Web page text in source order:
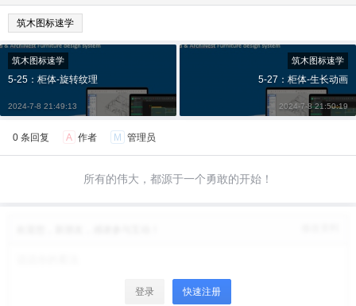
筑木图标速学
20 元 50 元 自定义
微信支付
微信支付
筑木图标速学
5-25：柜体-旋转纹理
2024-7-8 21:49:13
筑木图标速学
5-27：柜体-生长动画
2024-7-8 21:50:19
0 条回复 A 作者 M 管理员
所有的伟大，都源于一个勇敢的开始！
登录 快速注册
您没有权限发布内容，请购买会员或者提升权
限。
6位以上
忘记密码？ 找回 已有帐号？